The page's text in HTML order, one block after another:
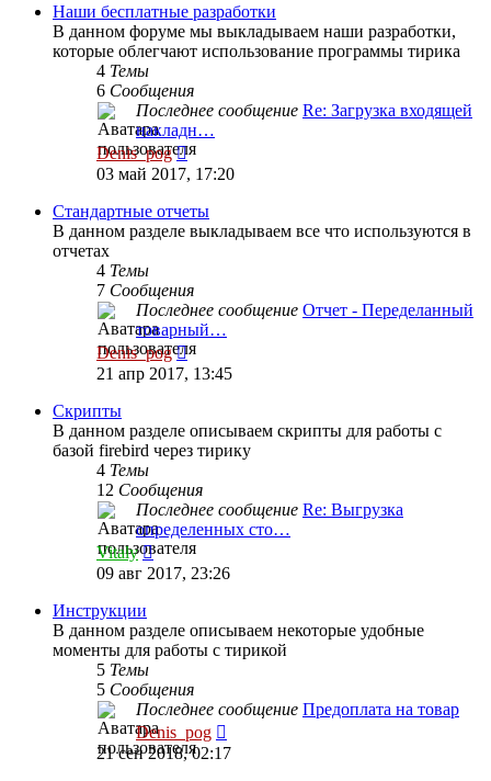
Наши бесплатные разработки
В данном форуме мы выкладываем наши разработки,
которые облегчают использование программы тирика
4 Темы
6 Сообщения
Последнее сообщение Re: Загрузка входящей
накладн…
Denis_pog
Перейти
последнему
сообщению
03 май 2017, 17:20
Стандартные отчеты
В данном разделе выкладываем все что используются в
отчетах
4 Темы
7 Сообщения
Последнее сообщение Отчет - Переделанный
товарный…
Denis_pog
Перейти
к
21 апр 2017, 13:45
Скрипты
В данном разделе описываем скрипты для работы с
базой firebird через тирику
4 Темы
12 Сообщения
Последнее сообщение Re: Выгрузка
определенных сто…
Vitaly
Перейти
к
последнему
09 авг 2017, 23:26
Инструкции
В данном разделе описываем некоторые удобные
моменты для работы с тирикой
5 Темы
5 Сообщения
Последнее сообщение Предоплата на товар
Denis_pog
к
21 сен 2018, 02:17